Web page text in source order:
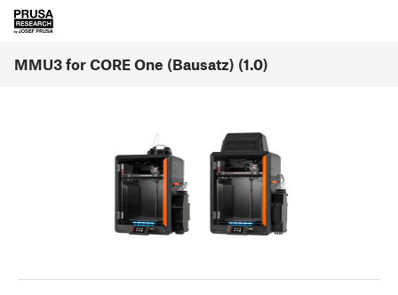
MMU3 for CORE One (Bausatz) (1.0)